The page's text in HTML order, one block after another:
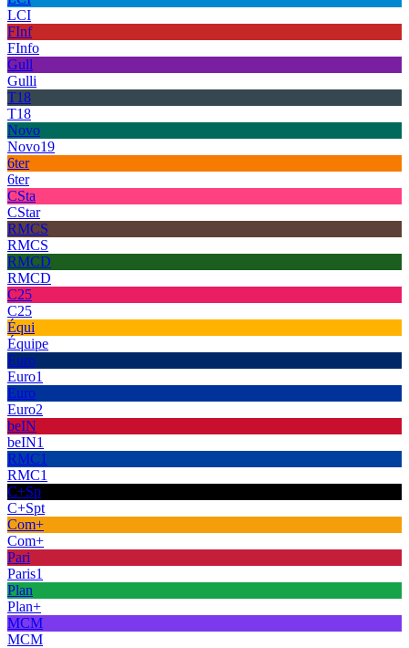
LCI
FInf
FInfo
Gull
Gulli
T18
T18
Novo
Novo19
6ter
6ter
CSta
CStar
RMCS
RMCS
RMCD
RMCD
C25
C25
Équi
Équipe
Euro
Euro1
Euro
Euro2
beIN
beIN1
RMC1
RMC1
C+Sp
C+Spt
Com+
Com+
Pari
Paris1
Plan
Plan+
MCM
MCM